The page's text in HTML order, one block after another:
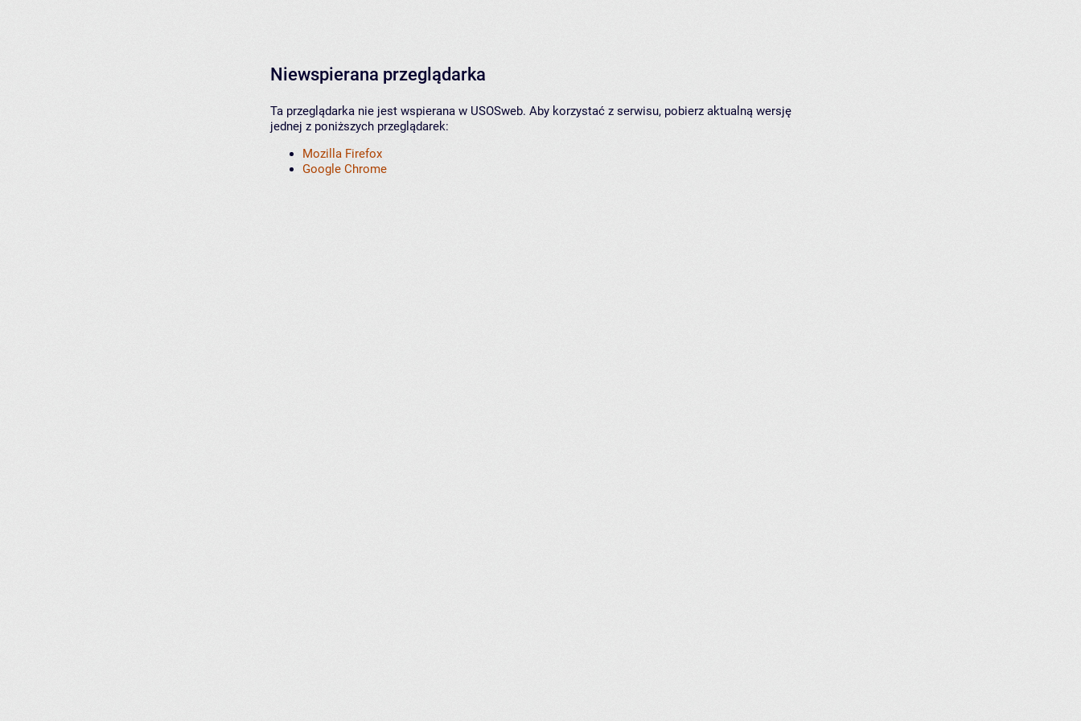
Niewspierana przeglądarka
Ta przeglądarka nie jest wspierana w USOSweb. Aby korzystać z serwisu, pobierz aktualną wersję
jednej z poniższych przeglądarek:
Mozilla Firefox
Google Chrome